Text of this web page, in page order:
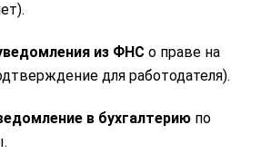
из ФНС о праве на
для работодателя).
в бухгалтерию по